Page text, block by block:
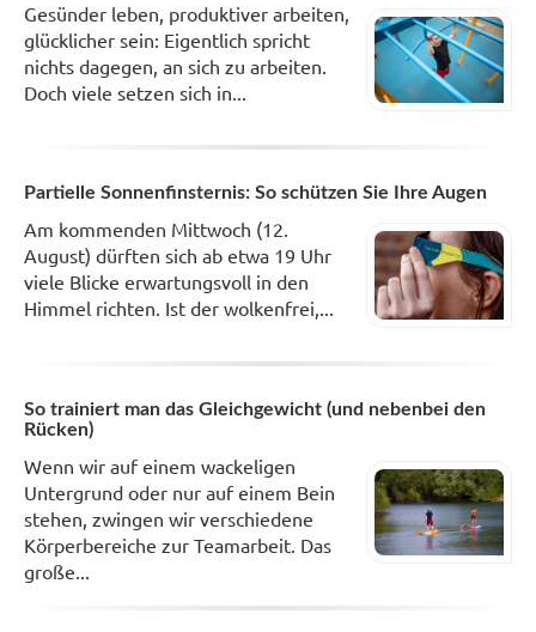
Gesünder leben, produktiver arbeiten,
glücklicher sein: Eigentlich spricht
nichts dagegen, an sich zu arbeiten.
Doch viele setzen sich in...
Partielle Sonnenfinsternis: So schützen Sie Ihre Augen
Am kommenden Mittwoch (12.
August) dürften sich ab etwa 19 Uhr
viele Blicke erwartungsvoll in den
Himmel richten. Ist der wolkenfrei,...
So trainiert man das Gleichgewicht (und nebenbei den
Rücken)
Wenn wir auf einem wackeligen
Untergrund oder nur auf einem Bein
stehen, zwingen wir verschiedene
Körperbereiche zur Teamarbeit. Das
große...